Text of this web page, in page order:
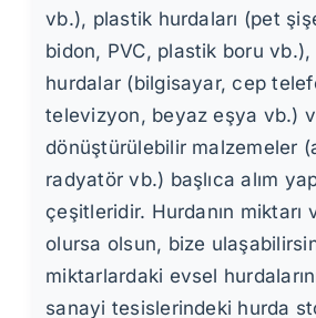
vb.), plastik hurdaları (pet
bidon, PVC, plastik boru
hurdalar (bilgisayar, cep
televizyon, beyaz eşya vb.)
dönüştürülebilir malzemeler
radyatör vb.) başlıca alım
çeşitleridir. Hurdanın miktarı
olursa olsun, bize
miktarlardaki evsel
sanayi tesislerindeki hurda